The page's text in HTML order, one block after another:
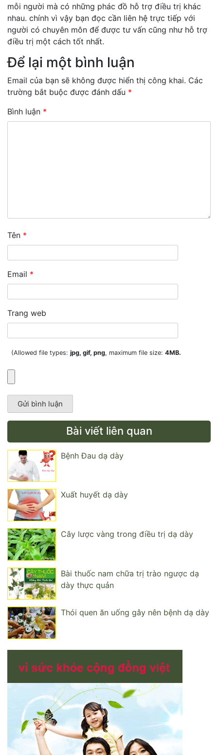
mỗi người mà có những phác đồ hỗ trợ điều trị khác
nhau. chính vì vậy bạn đọc cần liên hệ trực tiếp với
người có chuyên môn để được tư vấn cũng như hỗ trợ
điều trị một cách tốt nhất.
Để lại một bình luận
Email của bạn sẽ không được hiển thị công khai. Các
trường bắt buộc được đánh dấu *
Bình luận *
Tên *
Email *
Trang web
(Allowed file types: jpg, gif, png, maximum file size: 4MB.
Bài viết liên quan
Bệnh Đau dạ dày
Xuất huyết dạ dày
Cây lược vàng trong điều trị dạ dày
Bài thuốc nam chữa trị trào ngược dạ
dày thực quản
Thói quen ăn uống gây nên bệnh dạ dày